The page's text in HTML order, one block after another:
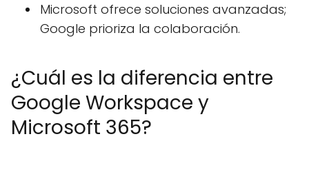
Microsoft ofrece soluciones avanzadas;
Google prioriza la colaboración.
¿Cuál es la diferencia entre
Google Workspace y
Microsoft 365?